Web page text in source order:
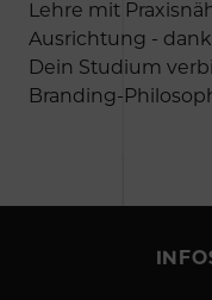
Lehre mit
Ausrichtung -
Dein Studium
Branding-